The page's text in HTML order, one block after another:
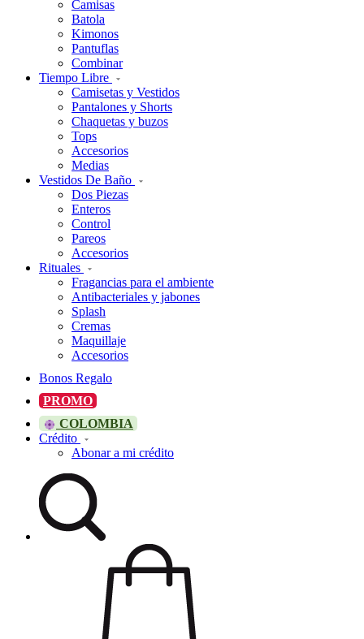
Camisas
Batola
Kimonos
Pantuflas
Combinar
Tiempo Libre
Camisetas y Vestidos
Pantalones y Shorts
Chaquetas y buzos
Tops
Accesorios
Medias
Vestidos De Baño
Dos Piezas
Enteros
Control
Pareos
Accesorios
Rituales
Fragancias para el ambiente
Antibacteriales y jabones
Splash
Cremas
Maquillaje
Accesorios
Bonos Regalo
PROMO
COLOMBIA
Crédito
Abonar a mi crédito